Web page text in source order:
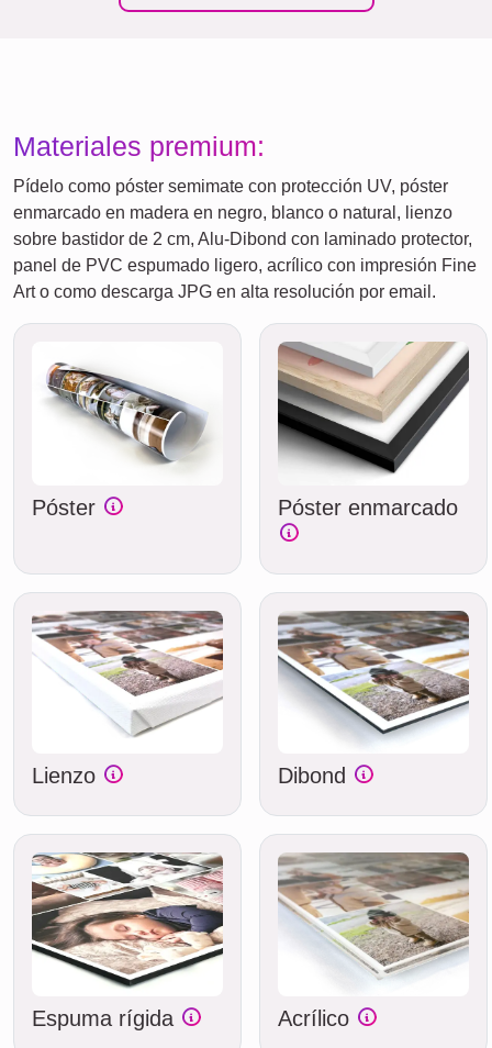
Materiales premium:
Pídelo como póster semimate con protección UV, póster
enmarcado en madera en negro, blanco o natural, lienzo
sobre bastidor de 2 cm, Alu-Dibond con laminado protector,
panel de PVC espumado ligero, acrílico con impresión Fine
Art o como descarga JPG en alta resolución por email.
Póster Póster enmarcado
Lienzo Dibond
Espuma rígida Acrílico